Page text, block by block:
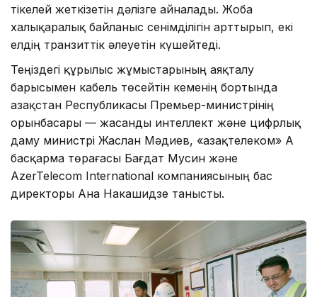
тікелей жеткізетін дәлізге айналады. Жоба
халықаралық байланыс сенімділігін арттырып, екі
елдің транзиттік әлеуетін күшейтеді.
Теңіздегі құрылыс жұмыстарының аяқталу
барысымен кабель төсейтін кеменің бортында
Қазақстан Республикасы Премьер-министрінің
орынбасары — жасанды интеллект және цифрлық
даму министрі Жаслан Мәдиев, «Қазақтелеком» АҚ
басқарма төрағасы Бағдат Мусин және
AzerTelecom International компаниясының бас
директоры Ана Накашидзе танысты.